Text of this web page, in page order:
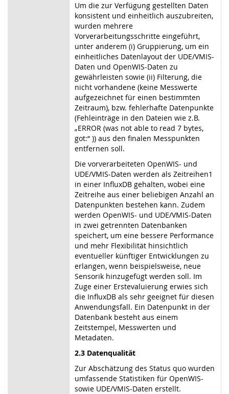
Um die zur Verfügung gestellten Daten
konsistent und einheitlich auszubreiten,
wurden mehrere
Vorverarbeitungsschritte eingeführt,
unter anderem (i) Gruppierung, um ein
einheitliches Datenlayout der UDE/VMIS-
Daten und OpenWIS-Daten zu
gewährleisten sowie (ii) Filterung, die
nicht vorhandene (keine Messwerte
aufgezeichnet für einen bestimmten
Zeitraum), bzw. fehlerhafte Datenpunkte
(Fehleinträge in den Dateien wie z.B.
„ERROR (was not able to read 7 bytes,
got:“ )) aus den finalen Messpunkten
entfernen soll.
Die vorverarbeiteten OpenWIS- und
UDE/VMIS-Daten werden als Zeitreihen1
in einer InfluxDB gehalten, wobei eine
Zeitreihe aus einer beliebigen Anzahl an
Datenpunkten bestehen kann. Zudem
werden OpenWIS- und UDE/VMIS-Daten
in zwei getrennten Datenbanken
speichert, um eine bessere Performance
und mehr Flexibilität hinsichtlich
eventueller künftiger Entwicklungen zu
erlangen, wenn beispielsweise, neue
Sensorik hinzugefügt werden soll. Im
Zuge einer Erstevaluierung erwies sich
die InfluxDB als sehr geeignet für diesen
Anwendungsfall. Ein Datenpunkt in der
Datenbank besteht aus einem
Zeitstempel, Messwerten und
Metadaten.
2.3 Datenqualität
Zur Abschätzung des Status quo wurden
umfassende Statistiken für OpenWIS-
sowie UDE/VMIS-Daten erstellt.